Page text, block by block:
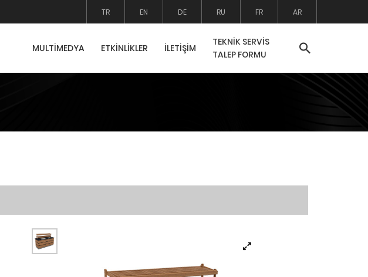
TR EN DE RU FR AR
MULTİMEDYA ETKİNLİKLER İLETİŞİM
TEKNİK SERVİS
TALEP FORMU